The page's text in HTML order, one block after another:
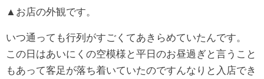
▲お店の外観です。
いつ通っても行列がすごくてあきらめていたんです。
この日はあいにくの空模様と平日のお昼過ぎと言うこと
もあって客足が落ち着いていたのですんなりと入店でき